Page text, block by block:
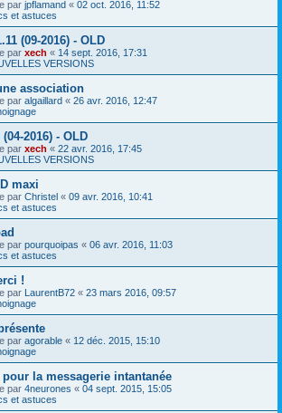
par jpflamand « 02 oct. 2016, 11:52
et astuces
(09-2016) - OLD
par xech « 14 sept. 2016, 17:31
VERSIONS
association
par algaillard « 26 avr. 2016, 12:47
2016) - OLD
par xech « 22 avr. 2016, 17:45
VERSIONS
maxi
par Christel « 09 avr. 2016, 10:41
et astuces
par pourquoipas « 06 avr. 2016, 11:03
et astuces
!
par LaurentB72 « 23 mars 2016, 09:57
par agorable « 12 déc. 2015, 15:10
la messagerie intantanée
par 4neurones « 04 sept. 2015, 15:05
et astuces